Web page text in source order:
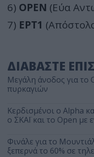
6) OPEN (Εύα
7) ΕΡΤ1
ΔΙΑΒΑΣΤΕ
Μεγάλη άνοδος για το
πυρκαγιών
Κερδισμένοι ο Alpha
ο ΣΚΑΪ και το Open με
Φινάλε για το
ξεπερνά το 60% σε